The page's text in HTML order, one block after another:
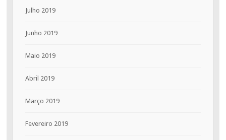
Julho 2019
Junho 2019
Maio 2019
Abril 2019
Março 2019
Fevereiro 2019